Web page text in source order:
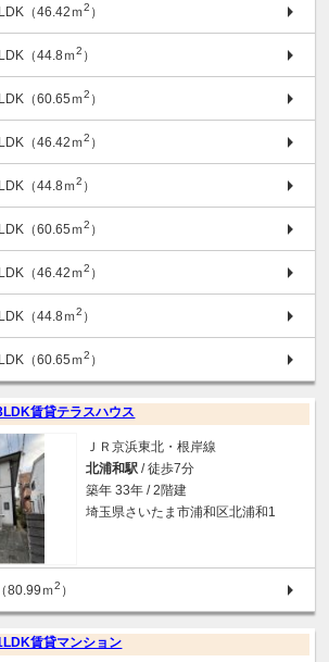
（46.42ｍ2 ）
（44.8ｍ2 ）
（60.65ｍ2 ）
（46.42ｍ2 ）
（44.8ｍ2 ）
（60.65ｍ2 ）
（46.42ｍ2 ）
（44.8ｍ2 ）
（60.65ｍ2 ）
賃貸テラスハウス
ＪＲ京浜東北・根岸線
北浦和駅 / 徒歩7分
築年 33年 / 2階建
埼玉県さいたま市浦和区北浦和1
80.99ｍ2 ）
賃貸マンション